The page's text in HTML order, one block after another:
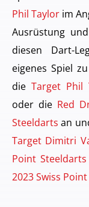
Phil Taylor im
Ausrüstung
diesen Dart-
eigenes Spiel
die Target Phil
oder die Red
Steeldarts an
Target Dimitri
Point Steeldarts
2023 Swiss